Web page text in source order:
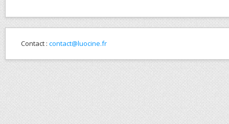
Contact : contact@luocine.fr